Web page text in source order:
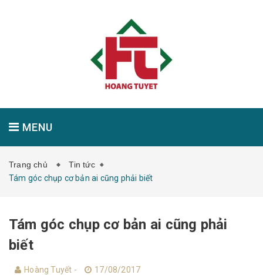
MENU
GIỚI THIỆU SẢN PHẨM
LIÊN HỆ
Trang chủ
Tin tức
Tám góc chụp cơ bản ai cũng phải biết
Tám góc chụp cơ bản ai cũng phải
biết
Hoàng Tuyết - 17/08/2017